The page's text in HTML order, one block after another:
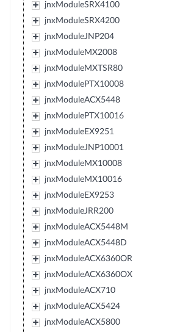
jnxModuleSRX4100
jnxModuleSRX4200
jnxModuleJNP204
jnxModuleMX2008
jnxModuleMXTSR80
jnxModulePTX10008
jnxModuleACX5448
jnxModulePTX10016
jnxModuleEX9251
jnxModuleJNP10001
jnxModuleMX10008
jnxModuleMX10016
jnxModuleEX9253
jnxModuleJRR200
jnxModuleACX5448M
jnxModuleACX5448D
jnxModuleACX6360OR
jnxModuleACX6360OX
jnxModuleACX710
jnxModuleACX5424
jnxModuleACX5800